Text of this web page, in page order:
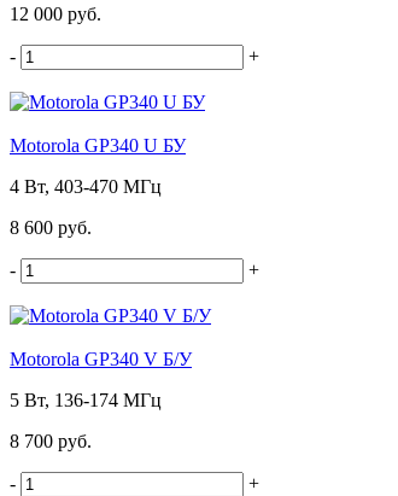
12 000 руб.
- +
Motorola GP340 U БУ
4 Вт, 403-470 МГц
8 600 руб.
- +
Motorola GP340 V Б/У
5 Вт, 136-174 МГц
8 700 руб.
- +